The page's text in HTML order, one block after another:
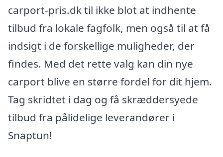
carport-pris.dk til ikke blot at indhente
tilbud fra lokale fagfolk, men også til at få
indsigt i de forskellige muligheder, der
findes. Med det rette valg kan din nye
carport blive en større fordel for dit hjem.
Tag skridtet i dag og få skræddersyede
tilbud fra pålidelige leverandører i
Snaptun!